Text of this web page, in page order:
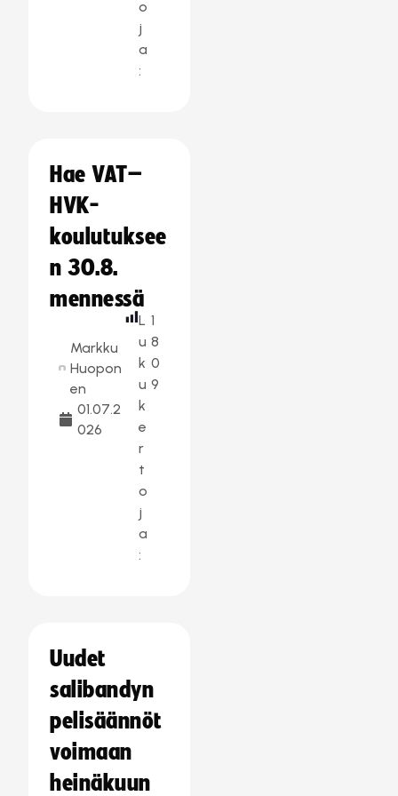
o
j
a
:
Hae VAT–
HVK-
koulutuksee
n 30.8.
mennessä
Markku
Huopon
en
01.07.2
026
L
u
k
u
k
e
r
t
o
j
a
:
1
8
0
9
Uudet
salibandyn
pelisäännöt
voimaan
heinäkuun